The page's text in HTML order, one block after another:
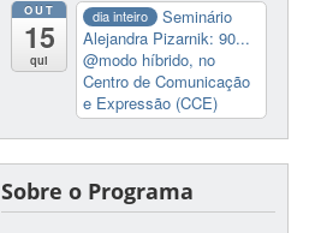
OUT
15
qui
dia inteiro
Seminário
Alejandra Pizarnik: 90...
@modo híbrido, no
Centro de Comunicação
e Expressão (CCE)
Sobre o Programa